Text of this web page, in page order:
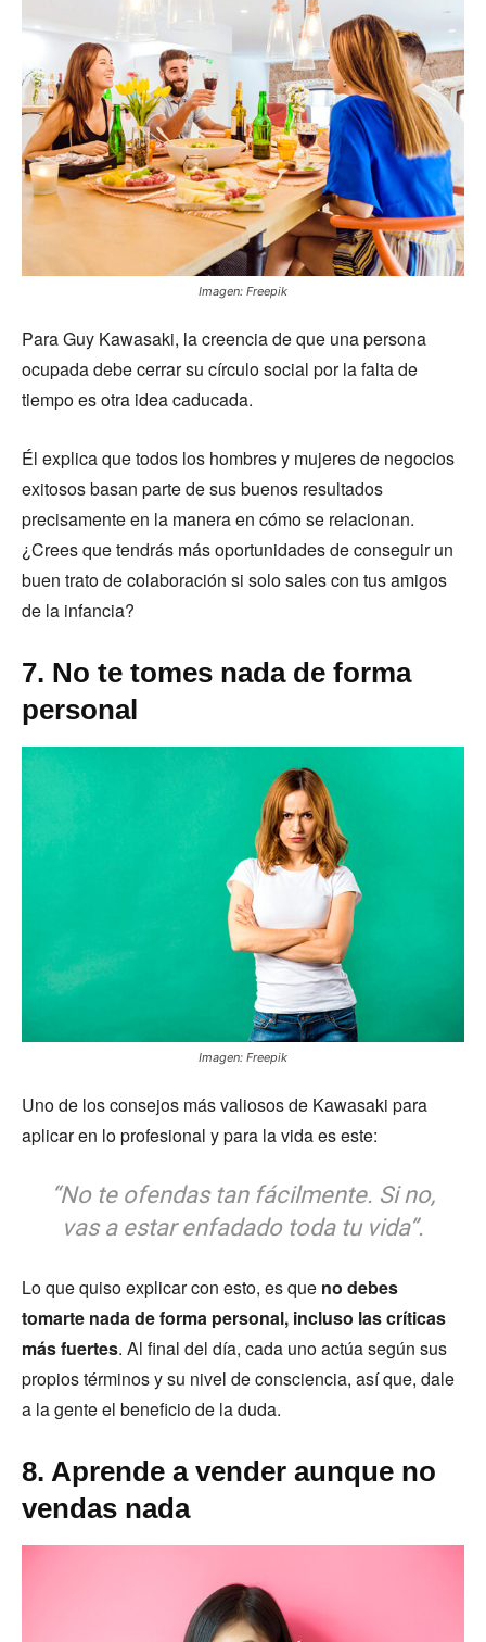
Imagen: Freepik
Para Guy Kawasaki, la creencia de que una persona
ocupada debe cerrar su círculo social por la falta de
tiempo es otra idea caducada.
Él explica que todos los hombres y mujeres de negocios
exitosos basan parte de sus buenos resultados
precisamente en la manera en cómo se relacionan.
¿Crees que tendrás más oportunidades de conseguir un
buen trato de colaboración si solo sales con tus amigos
de la infancia?
7. No te tomes nada de forma
personal
Imagen: Freepik
Uno de los consejos más valiosos de Kawasaki para
aplicar en lo profesional y para la vida es este:
“No te ofendas tan fácilmente. Si no,
vas a estar enfadado toda tu vida”.
Lo que quiso explicar con esto, es que no debes
tomarte nada de forma personal, incluso las críticas
más fuertes. Al final del día, cada uno actúa según sus
propios términos y su nivel de consciencia, así que, dale
a la gente el beneficio de la duda.
8. Aprende a vender aunque no
vendas nada